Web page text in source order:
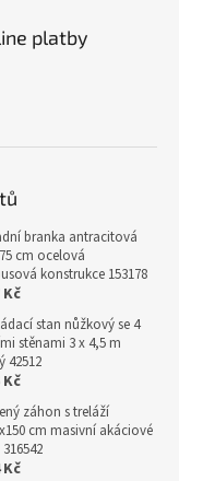
platby
branka antracitová
cm ocelová
konstrukce 153178
Kč
stan nůžkový se 4
stěnami 3 x 4,5 m
42512
Kč
záhon s treláží
cm masivní akáciové
Kč